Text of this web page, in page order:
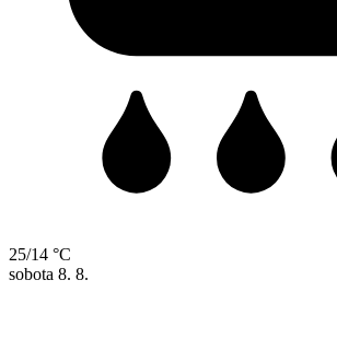
25/14 °C
sobota 8. 8.